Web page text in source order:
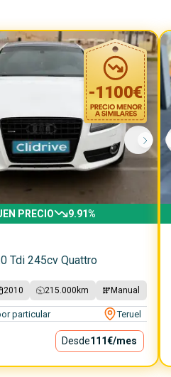
-1100€
PRECIO 9.91%
Tdi 245cv Quattro
2010 215.000 km Manual
particular Teruel
Desde111€/mes